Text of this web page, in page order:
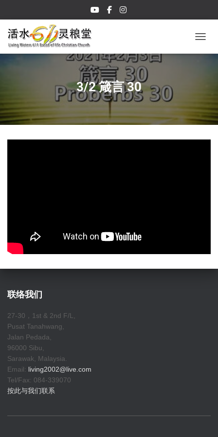
3/2 箴言 30
联络我们
27-30，1st & 2nd F/L,
Pusat Tanahwang,
Jalan Pedada,
96000 Sibu,
Sarawak, Malaysia.
Email: living2002@live.com
Tel/Fax: 084-339070
按此与我们联系